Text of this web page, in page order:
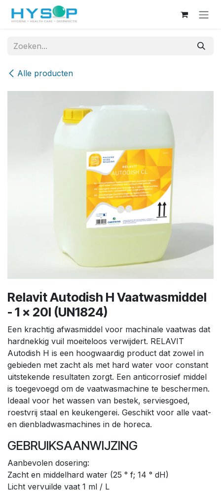
Overslaan naar inhoud
Alle producten
Relavit Autodish H Vaatwasmiddel
- 1 x 20l (UN1824)
Een krachtig afwasmiddel voor machinale vaatwas dat
hardnekkig vuil moeiteloos verwijdert. RELAVIT
Autodish H is een hoogwaardig product dat zowel in
gebieden met zacht als met hard water voor constant
uitstekende resultaten zorgt. Een anticorrosief middel
is toegevoegd om de vaatwasmachine te beschermen.
Ideaal voor het wassen van bestek, serviesgoed,
roestvrij staal en keukengerei. Geschikt voor alle vaat-
en dienbladwasmachines in de horeca.
GEBRUIKSAANWIJZING
Aanbevolen dosering:
Zacht en middelhard water (25 ° f; 14 ° dH)
Licht vervuilde vaat 1 ml / L